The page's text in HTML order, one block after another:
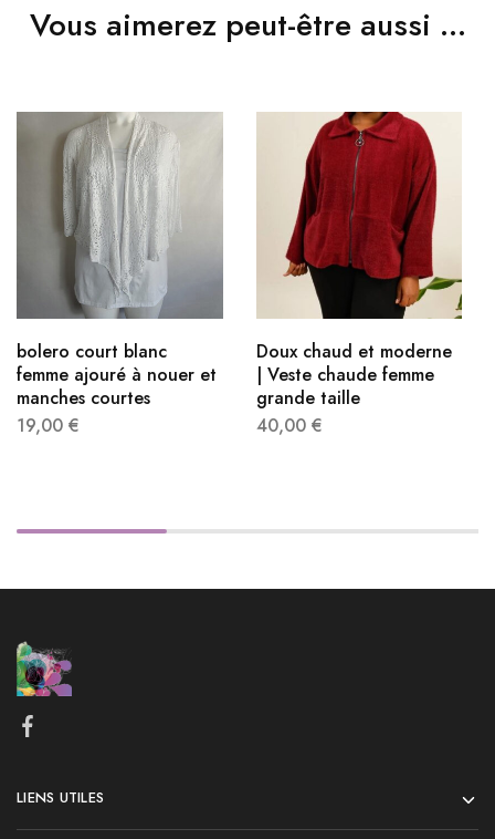
Vous aimerez peut-être aussi …
bolero court blanc
femme ajouré à nouer et
manches courtes
19,00 €
Doux chaud et moderne
| Veste chaude femme
grande taille​
40,00 €
LIENS UTILES